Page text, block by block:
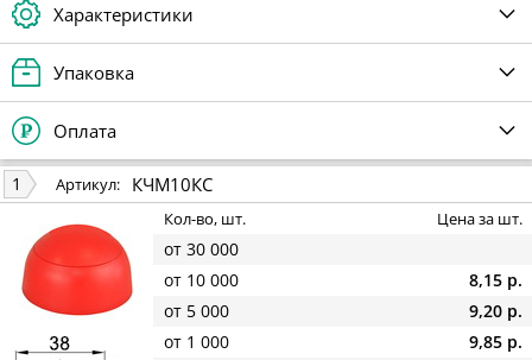
Характеристики
Упаковка
Оплата
1 Артикул: КЧМ10КС
Кол-во, шт. Цена за шт.
от 30 000
от 10 000
8,15 р.
от 5 000
9,20 р.
от 1 000
9,85 р.